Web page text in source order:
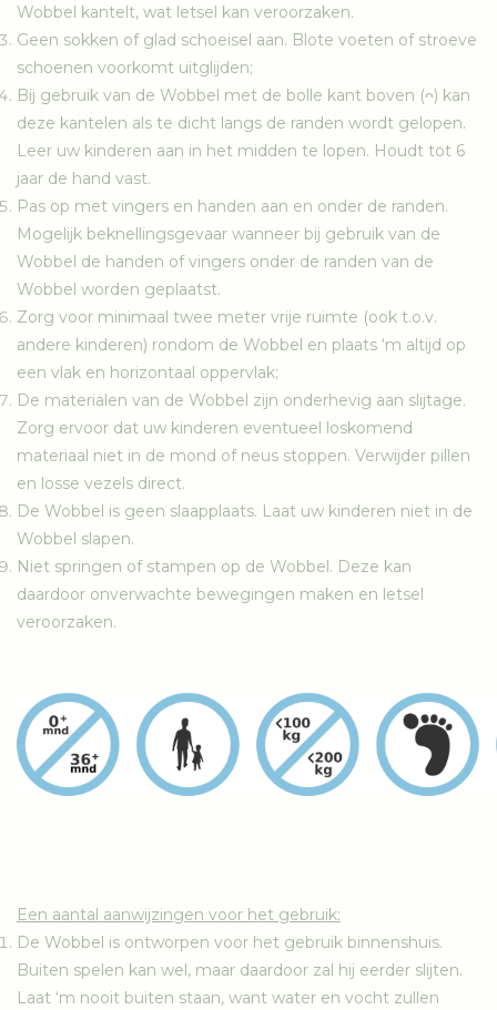
Wobbel kantelt, wat letsel kan veroorzaken.
Geen sokken of glad schoeisel aan. Blote voeten of stroeve
schoenen voorkomt uitglijden;
Bij gebruik van de Wobbel met de bolle kant boven (ᴖ) kan
deze kantelen als te dicht langs de randen wordt gelopen.
Leer uw kinderen aan in het midden te lopen. Houdt tot 6
jaar de hand vast.
Pas op met vingers en handen aan en onder de randen.
Mogelijk beknellingsgevaar wanneer bij gebruik van de
Wobbel de handen of vingers onder de randen van de
Wobbel worden geplaatst.
Zorg voor minimaal twee meter vrije ruimte (ook t.o.v.
andere kinderen) rondom de Wobbel en plaats ‘m altijd op
een vlak en horizontaal oppervlak;
De materialen van de Wobbel zijn onderhevig aan slijtage.
Zorg ervoor dat uw kinderen eventueel loskomend
materiaal niet in de mond of neus stoppen. Verwijder pillen
en losse vezels direct.
De Wobbel is geen slaapplaats. Laat uw kinderen niet in de
Wobbel slapen.
Niet springen of stampen op de Wobbel. Deze kan
daardoor onverwachte bewegingen maken en letsel
veroorzaken.
Een aantal aanwijzingen voor het gebruik:
De Wobbel is ontworpen voor het gebruik binnenshuis.
Buiten spelen kan wel, maar daardoor zal hij eerder slijten.
Laat ‘m nooit buiten staan, want water en vocht zullen